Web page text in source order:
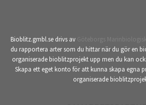
Bioblitz.gmbl.se drivs av Göteborgs
du rapportera arter som du hittar när du gör en
organiserade bioblitzprojekt upp men du kan
Skapa ett eget konto för att kunna skapa egna
organiserade